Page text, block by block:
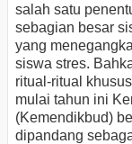
salah satu
sebagian besar
yang
siswa stres.
ritual-ritual
mulai tahun ini
(Kemendikbud)
dipandang